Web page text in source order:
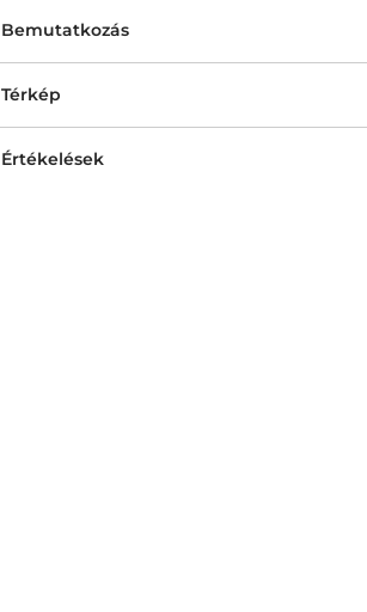
Bemutatkozás
Térkép
Értékelések